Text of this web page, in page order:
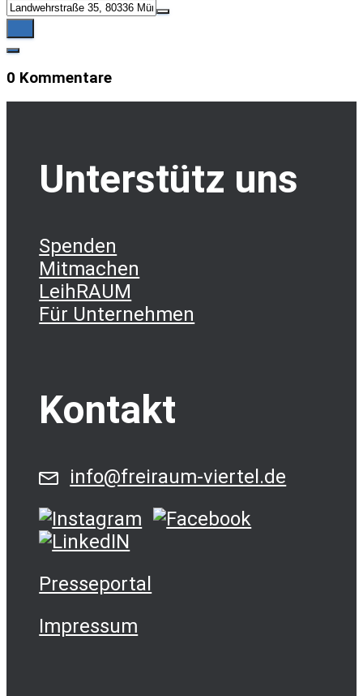
0 Kommentare
Unterstütz uns
Spenden
Mitmachen
LeihRAUM
Für Unternehmen
Kontakt
info@freiraum-viertel.de
Presseportal
Impressum